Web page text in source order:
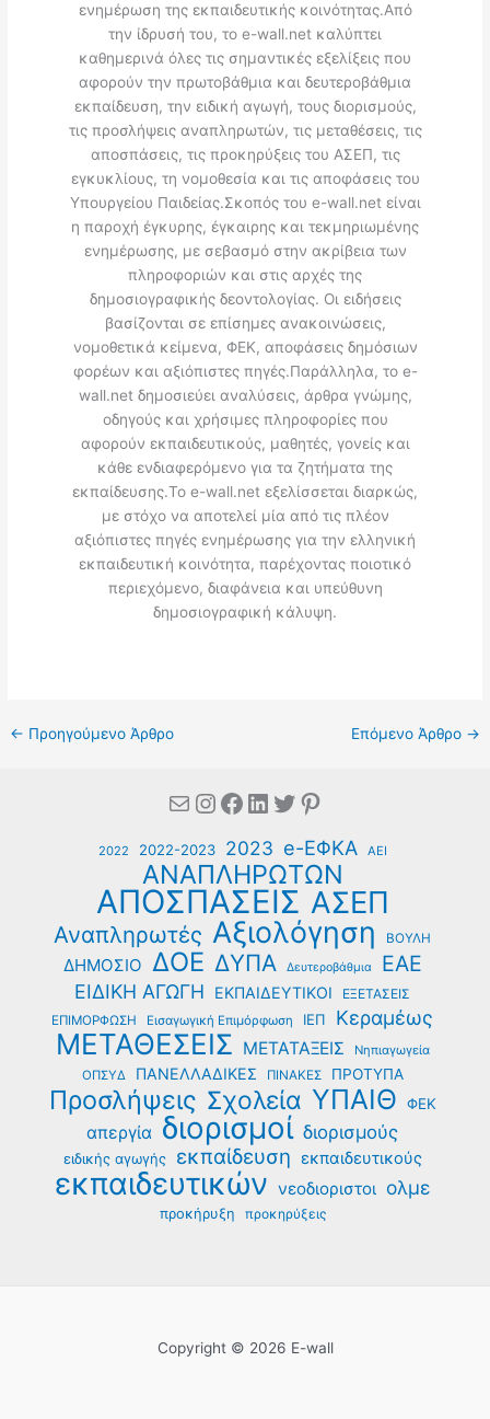
ενημέρωση της εκπαιδευτικής κοινότητας.Από
την ίδρυσή του, το e-wall.net καλύπτει
καθημερινά όλες τις σημαντικές εξελίξεις που
αφορούν την πρωτοβάθμια και δευτεροβάθμια
εκπαίδευση, την ειδική αγωγή, τους διορισμούς,
τις προσλήψεις αναπληρωτών, τις μεταθέσεις, τις
αποσπάσεις, τις προκηρύξεις του ΑΣΕΠ, τις
εγκυκλίους, τη νομοθεσία και τις αποφάσεις του
Υπουργείου Παιδείας.Σκοπός του e-wall.net είναι
η παροχή έγκυρης, έγκαιρης και τεκμηριωμένης
ενημέρωσης, με σεβασμό στην ακρίβεια των
πληροφοριών και στις αρχές της
δημοσιογραφικής δεοντολογίας. Οι ειδήσεις
βασίζονται σε επίσημες ανακοινώσεις,
νομοθετικά κείμενα, ΦΕΚ, αποφάσεις δημόσιων
φορέων και αξιόπιστες πηγές.Παράλληλα, το e-
wall.net δημοσιεύει αναλύσεις, άρθρα γνώμης,
οδηγούς και χρήσιμες πληροφορίες που
αφορούν εκπαιδευτικούς, μαθητές, γονείς και
κάθε ενδιαφερόμενο για τα ζητήματα της
εκπαίδευσης.Το e-wall.net εξελίσσεται διαρκώς,
με στόχο να αποτελεί μία από τις πλέον
αξιόπιστες πηγές ενημέρωσης για την ελληνική
εκπαιδευτική κοινότητα, παρέχοντας ποιοτικό
περιεχόμενο, διαφάνεια και υπεύθυνη
δημοσιογραφική κάλυψη.
← Προηγούμενο Άρθρο Επόμενο Άρθρο →
MailInstagram
Facebook
Linkedin
Twitter
Pinterest
2022 2022-2023 2023 e-ΕΦΚΑ ΑΕΙ
ΑΝΑΠΛΗΡΩΤΩΝ
ΑΠΟΣΠΑΣΕΙΣ ΑΣΕΠ
Αναπληρωτές Αξιολόγηση ΒΟΥΛΗ
ΔΗΜΟΣΙΟ ΔΟΕ ΔΥΠΑ Δευτεροβάθμια ΕΑΕ
ΕΙΔΙΚΗ ΑΓΩΓΗ ΕΚΠΑΙΔΕΥΤΙΚΟΙ ΕΞΕΤΑΣΕΙΣ
ΕΠΙΜΟΡΦΩΣΗ Εισαγωγική Επιμόρφωση ΙΕΠ Κεραμέως
ΜΕΤΑΘΕΣΕΙΣ ΜΕΤΑΤΑΞΕΙΣ
Νηπιαγωγεία
ΟΠΣΥΔ
ΠΑΝΕΛΛΑΔΙΚΕΣ ΠΙΝΑΚΕΣ ΠΡΟΤΥΠΑ
Προσλήψεις Σχολεία ΥΠΑΙΘ ΦΕΚ
απεργία διορισμοί διορισμούς
ειδικής αγωγής εκπαίδευση εκπαιδευτικούς
εκπαιδευτικών νεοδιοριστοι ολμε
προκήρυξη προκηρύξεις
Copyright © 2026 E-wall